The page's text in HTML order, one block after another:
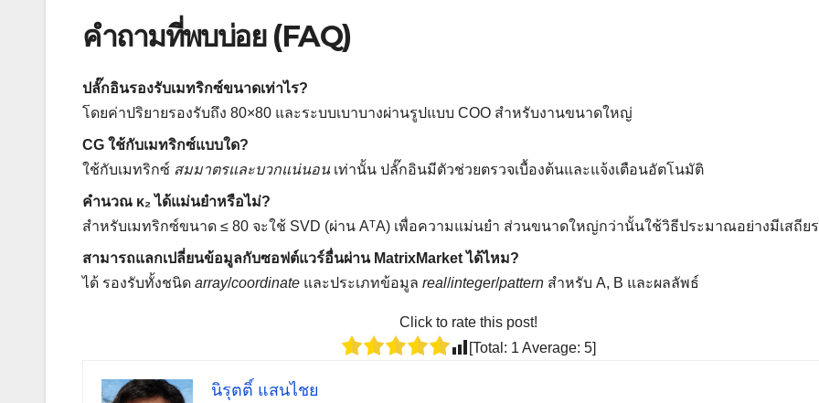
คำถามที่พบบ่อย (FAQ)
ปลั๊กอินรองรับเมทริกซ์ขนาดเท่าไร?
โดยค่าปริยายรองรับถึง 80×80 และระบบเบาบางผ่านรูปแบบ COO สำหรับงานขนาดใหญ่
CG ใช้กับเมทริกซ์แบบใด?
ใช้กับเมทริกซ์ สมมาตรและบวกแน่นอน เท่านั้น ปลั๊กอินมีตัวช่วยตรวจเบื้องต้นและแจ้งเตือนอัตโนมัติ
คำนวณ κ₂ ได้แม่นยำหรือไม่?
สำหรับเมทริกซ์ขนาด ≤ 80 จะใช้ SVD (ผ่าน AᵀA) เพื่อความแม่นยำ ส่วนขนาดใหญ่กว่านั้นใช้วิธีประมาณอย่างมีเสถีย
สามารถแลกเปลี่ยนข้อมูลกับซอฟต์แวร์อื่นผ่าน MatrixMarket ได้ไหม?
ได้ รองรับทั้งชนิด array/coordinate และประเภทข้อมูล real/integer/pattern สำหรับ A, B และผลลัพธ์
Click to rate this post!
[Total: 1 Average:5]
นิรุตติ์ แสนไชย